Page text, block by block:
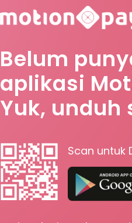
Belum
aplikasi
Yuk, unduh
Scan untuk